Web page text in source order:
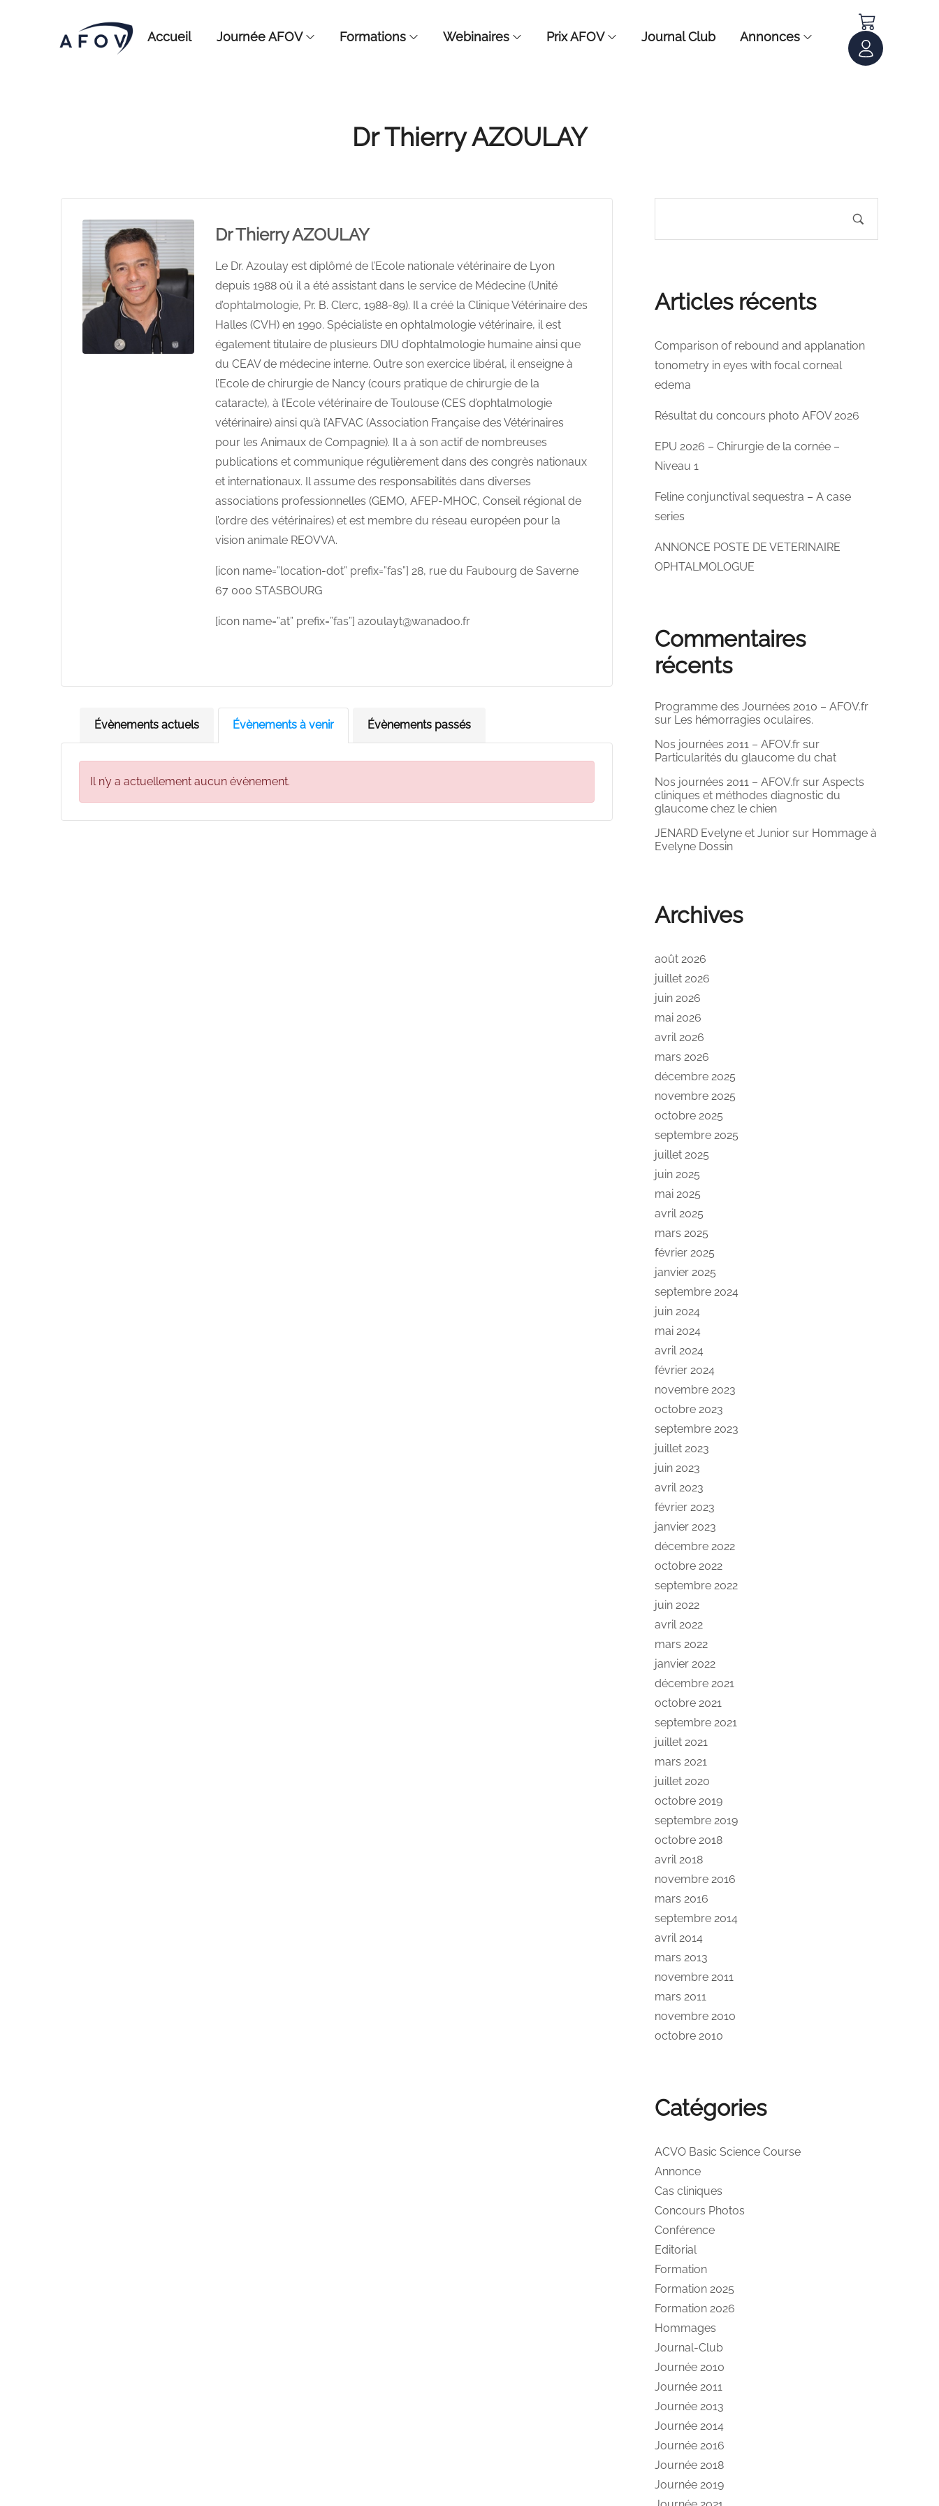
Accueil Journée AFOV Formations Webinaires Prix AFOV Journal Club Annonces
Dr Thierry AZOULAY
Articles récents
Comparison of rebound and applanation
tonometry in eyes with focal corneal
edema
Résultat du concours photo AFOV 2026
EPU 2026 – Chirurgie de la cornée –
Niveau 1
Feline conjunctival sequestra – A case
series
ANNONCE POSTE DE VETERINAIRE
OPHTALMOLOGUE
Commentaires
récents
Programme des Journées 2010 – AFOV.fr
sur Les hémorragies oculaires.
Nos journées 2011 – AFOV.fr sur
Particularités du glaucome du chat
Nos journées 2011 – AFOV.fr sur Aspects
cliniques et méthodes diagnostic du
glaucome chez le chien
JENARD Evelyne et Junior sur Hommage à
Evelyne Dossin
Archives
août 2026
juillet 2026
juin 2026
mai 2026
avril 2026
mars 2026
décembre 2025
novembre 2025
octobre 2025
septembre 2025
juillet 2025
juin 2025
mai 2025
avril 2025
mars 2025
février 2025
janvier 2025
septembre 2024
juin 2024
mai 2024
avril 2024
février 2024
novembre 2023
octobre 2023
septembre 2023
juillet 2023
juin 2023
avril 2023
février 2023
janvier 2023
décembre 2022
octobre 2022
septembre 2022
juin 2022
avril 2022
mars 2022
janvier 2022
décembre 2021
octobre 2021
septembre 2021
juillet 2021
mars 2021
juillet 2020
octobre 2019
septembre 2019
octobre 2018
avril 2018
novembre 2016
mars 2016
septembre 2014
avril 2014
mars 2013
novembre 2011
mars 2011
novembre 2010
octobre 2010
Catégories
ACVO Basic Science Course
Annonce
Cas cliniques
Concours Photos
Conférence
Editorial
Formation
Formation 2025
Formation 2026
Hommages
Journal-Club
Journée 2010
Journée 2011
Journée 2013
Journée 2014
Journée 2016
Journée 2018
Journée 2019
Dr Thierry AZOULAY
Le Dr. Azoulay est diplômé de l’Ecole nationale vétérinaire de Lyon
depuis 1988 où il a été assistant dans le service de Médecine (Unité
d’ophtalmologie, Pr. B. Clerc, 1988-89). Il a créé la Clinique Vétérinaire des
Halles (CVH) en 1990. Spécialiste en ophtalmologie vétérinaire, il est
également titulaire de plusieurs DIU d’ophtalmologie humaine ainsi que
du CEAV de médecine interne. Outre son exercice libéral, il enseigne à
l’Ecole de chirurgie de Nancy (cours pratique de chirurgie de la
cataracte), à l’Ecole vétérinaire de Toulouse (CES d’ophtalmologie
vétérinaire) ainsi qu’à l’AFVAC (Association Française des Vétérinaires
pour les Animaux de Compagnie). Il a à son actif de nombreuses
publications et communique régulièrement dans des congrès nationaux
et internationaux. Il assume des responsabilités dans diverses
associations professionnelles (GEMO, AFEP-MHOC, Conseil régional de
l’ordre des vétérinaires) et est membre du réseau européen pour la
vision animale REOVVA.
[icon name=”location-dot” prefix=”fas”] 28, rue du Faubourg de Saverne
67 000 STASBOURG
[icon name=”at” prefix=”fas”] azoulayt@wanadoo.fr
Évènements actuels Évènements à venir Évènements passés
Il n’y a actuellement aucun évènement.